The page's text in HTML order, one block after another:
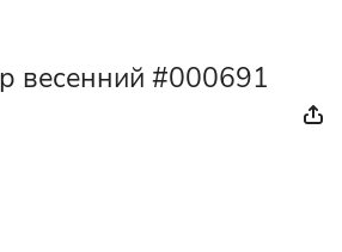
весенний #000691